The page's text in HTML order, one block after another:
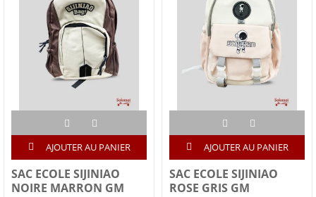
AJOUTER AU PANIER
SAC ECOLE SIJINIAO
NOIRE MARRON GM
AJOUTER AU PANIER
SAC ECOLE SIJINIAO
ROSE GRIS GM